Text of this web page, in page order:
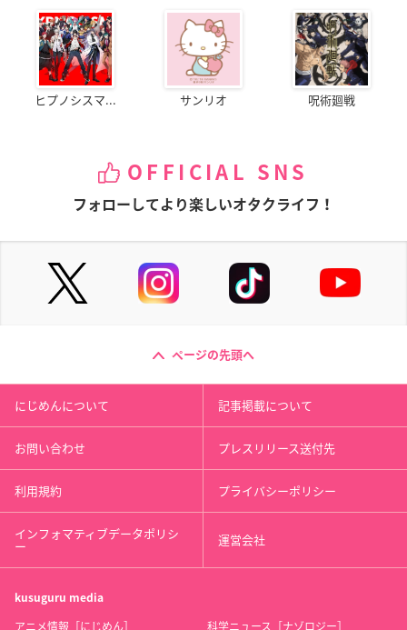
ヒプノシスマ... サンリオ 呪術廻戦
OFFICIAL SNS
フォローしてより楽しいオタクライフ！
ページの先頭へ
にじめんについて 記事掲載について
お問い合わせ プレスリリース送付先
利用規約 プライバシーポリシー
インフォマティブデータポリシ
ー 運営会社
kusuguru media
アニメ情報［にじめん］ 科学ニュース［ナゾロジー］